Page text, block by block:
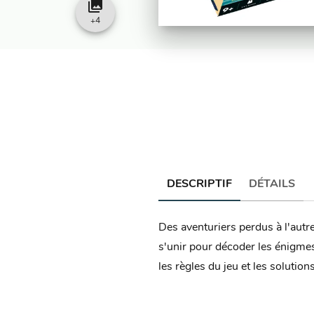
collections
+4
DESCRIPTIF DÉTAILS
Des aventuriers perdus à
s'unir pour décoder les
les règles du jeu et les